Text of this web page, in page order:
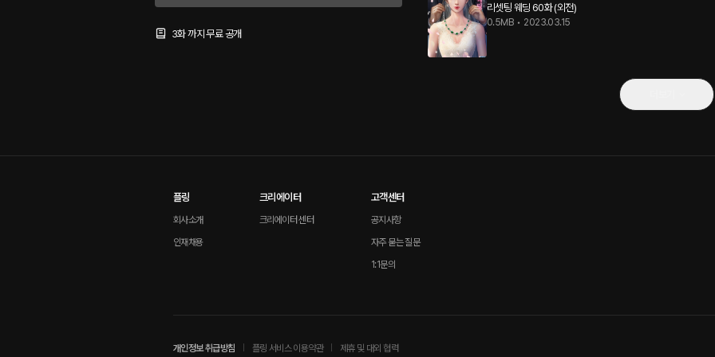
3화 까지 무료 공개
리셋팅 웨딩 60화 (외전)
0.5MB • 2023.03.15
플링
회사소개
인재채용
크리에이터
크리에이터 센터
고객센터
공지사항
자주 묻는 질문
1:1문의
개인정보 취급방침 플링 서비스 이용약관 제휴 및 대외 협력